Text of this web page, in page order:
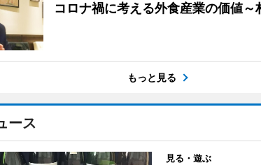
コロナ禍に考える外食産業の価値～
もっと見る
ース
見る・遊ぶ